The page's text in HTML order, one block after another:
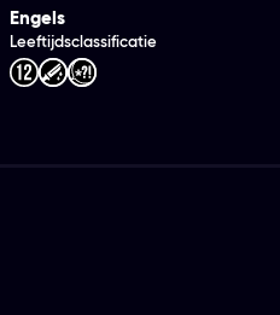
Engels
Leeftijdsclassificatie